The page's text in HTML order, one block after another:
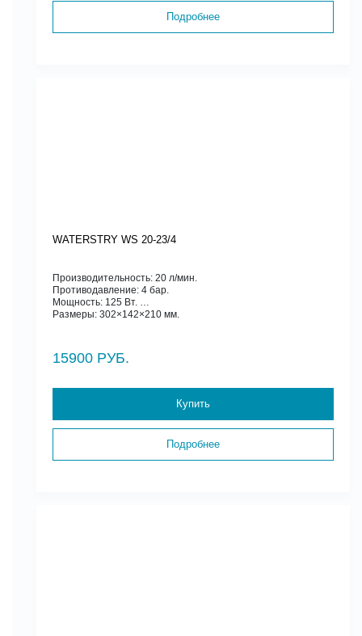
Подробнее
WATERSTRY WS 20-23/4
Производительность: 20 л/мин.
Противодавление: 4 бар.
Мощность: 125 Вт.
Размеры: 302×142×210 мм.
15900 РУБ.
Купить
Подробнее